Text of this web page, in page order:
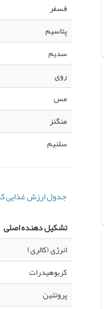
جدول ارزش غذایی
تشکیل دهنده اصلی
انرژی (کالری)
کربوهیدرات
پروتئین
فسفر
پتاسیم
سدیم
روی
مس
منگنز
سلنیم